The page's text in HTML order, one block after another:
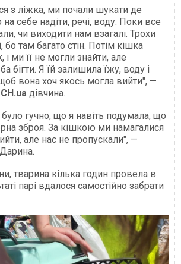
з ліжка, ми почали шукати де
себе надіти, речі, воду. Поки все
чи виходити нам взагалі. Трохи
бо там багато стін. Потім кішка
і ми її не могли знайти, але
бігти. Я їй залишила їжу, воду і
вона хоч якось могла вийти", —
дівчина.
гучно, що я навіть подумала, що
зброя. За кішкою ми намагалися
але нас не пропускали", —
Дарина.
тварина кілька годин провела в
парі вдалося самостійно забрати